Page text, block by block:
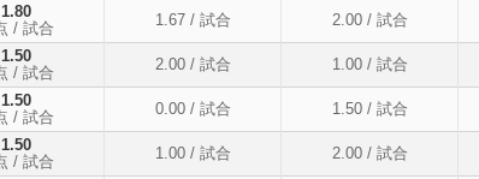
1.80
/ 試合 1.67/ 試合 2.00/ 試合
1.50
/ 試合 2.00/ 試合 1.00/ 試合
1.50
/ 試合 0.00/ 試合 1.50/ 試合
1.50
/ 試合 1.00/ 試合 2.00/ 試合